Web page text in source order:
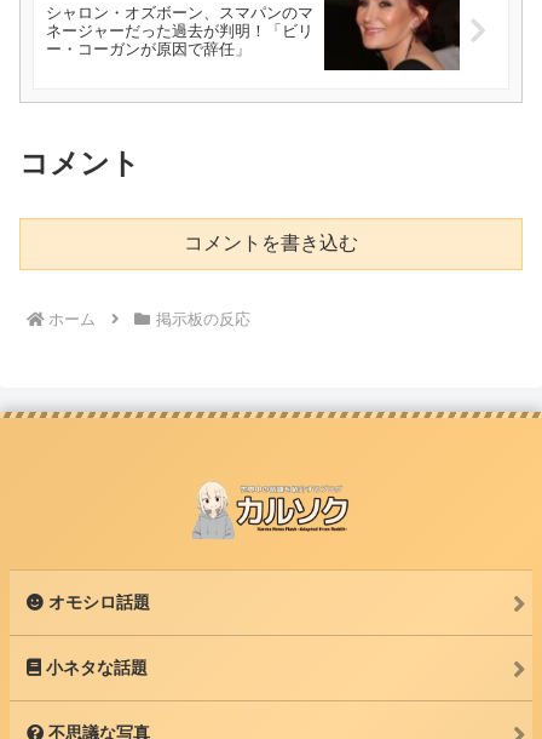
シャロン・オズボーン、スマパンのマ
ネージャーだった過去が判明！「ビリ
ー・コーガンが原因で辞任」
コメント
コメントを書き込む
ホーム 掲示板の反応
オモシロ話題
小ネタな話題
不思議な写真